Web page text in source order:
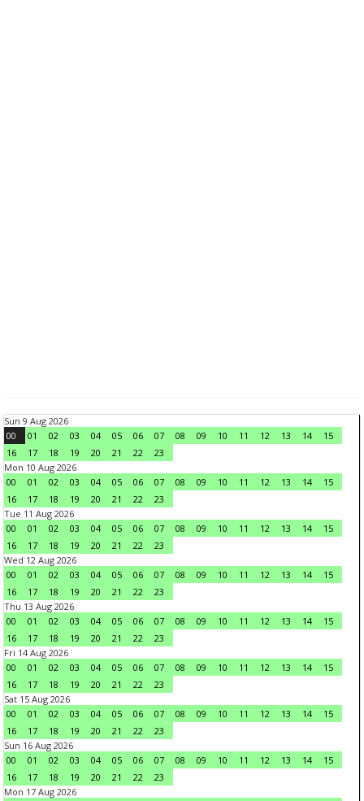
Sun 9 Aug 2026
00
01 02 03 04 05 06 07 08 09 10 11 12 13 14
15
16
17 18 19 20 21 22
23
Mon 10 Aug 2026
00
01 02 03 04 05 06 07 08 09 10 11 12 13 14
15
16
17 18 19 20 21 22
23
Tue 11 Aug 2026
00
01 02 03 04 05 06 07 08 09 10 11 12 13 14
15
16
17 18 19 20 21 22
23
Wed 12 Aug 2026
00
01 02 03 04 05 06 07 08 09 10 11 12 13 14
15
16
17 18 19 20 21 22
23
Thu 13 Aug 2026
00
01 02 03 04 05 06 07 08 09 10 11 12 13 14
15
16
17 18 19 20 21 22
23
Fri 14 Aug 2026
00
01 02 03 04 05 06 07 08 09 10 11 12 13 14
15
16
17 18 19 20 21 22
23
Sat 15 Aug 2026
00
01 02 03 04 05 06 07 08 09 10 11 12 13 14
15
16
17 18 19 20 21 22
23
Sun 16 Aug 2026
00
01 02 03 04 05 06 07 08 09 10 11 12 13 14
15
16
17 18 19 20 21 22
23
Mon 17 Aug 2026